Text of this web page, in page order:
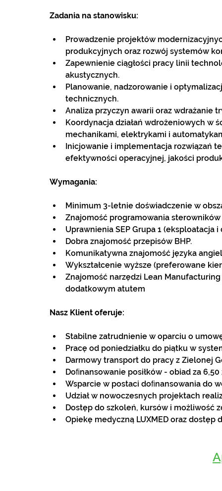
Zadania na stanowisku:
Prowadzenie projektów
produkcyjnych oraz rozwój systemów
Zapewnienie ciągłości pracy linii
akustycznych.
Planowanie, nadzorowanie i
technicznych.
Analiza przyczyn awarii oraz wdrażanie
Koordynacja działań wdrożeniowych w
mechanikami, elektrykami i
Inicjowanie i implementacja rozwiązań
efektywności operacyjnej, jakości
Wymagania:
Minimum 3-letnie doświadczenie w
Znajomość programowania sterowników
Uprawnienia SEP Grupa 1 (eksploatacja i
Dobra znajomość przepisów BHP.
Komunikatywna znajomość języka
Wykształcenie wyższe (preferowane
Znajomość narzędzi Lean
dodatkowym atutem
Nasz Klient oferuje:
Stabilne zatrudnienie w oparciu o
Pracę od poniedziałku do piątku w
Darmowy transport do pracy z Zielonej
Doﬁnansowanie posiłków - obiad za 6,50
Wsparcie w postaci doﬁnansowania do
Udział w nowoczesnych projektach
Dostęp do szkoleń, kursów i możliwość
Opiekę medyczną LUXMED oraz dostęp